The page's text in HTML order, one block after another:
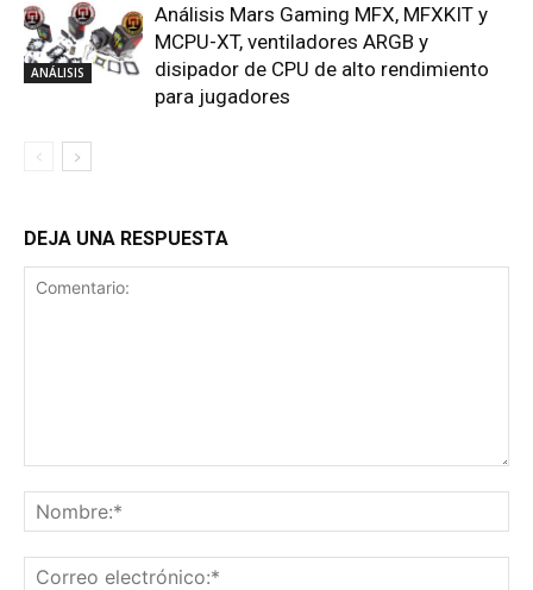
ANÁLISIS
Análisis Mars Gaming MFX, MFXKIT y
MCPU-XT, ventiladores ARGB y
disipador de CPU de alto rendimiento
para jugadores
DEJA UNA RESPUESTA